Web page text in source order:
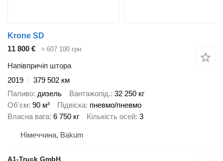
Krone SD
11 800 €
≈ 607 100 грн
Напівпричіп штора
2019
379 502 км
Паливо дизель Вантажопід. 32 250 кг
Об'єм 90 м³ Підвіска пневмо/пневмо
Власна вага 6 750 кг Кількість осей 3
Німеччина, Bakum
A1-Truck GmbH